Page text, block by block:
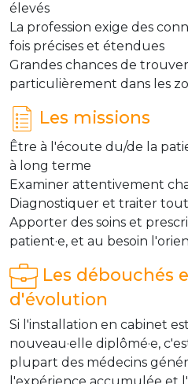
élevés
La profession exige des
fois précises et étendues
Grandes chances de
particulièrement dans les
Les missions
Être à l'écoute du/de la
à long terme
Examiner attentivement
Diagnostiquer et traiter
Apporter des soins et
patient·e, et au besoin
Les débouchés
d'évolution
Si l'installation en cabinet
nouveau·elle diplômé·e,
plupart des médecins